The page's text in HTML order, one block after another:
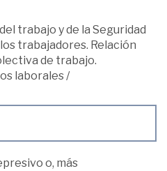
trabajo y de la Seguridad
trabajadores. Relación
de trabajo.
laborales/
o, más